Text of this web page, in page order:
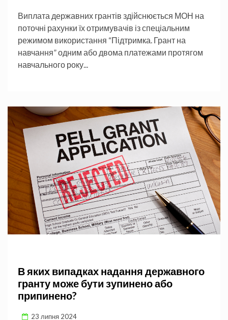
Виплата державних грантів здійснюється МОН на
поточні рахунки їх отримувачів із спеціальним
режимом використання “Підтримка. Грант на
навчання” одним або двома платежами протягом
навчального року...
В яких випадках надання державного
гранту може бути зупинено або
припинено?
23 липня 2024